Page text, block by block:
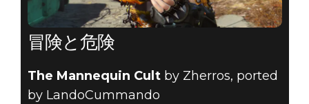
冒険と危険
The Mannequin Cultby Zherros, ported
by LandoCummando